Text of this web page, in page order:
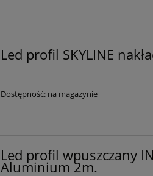
Led profil SKYLINE
Dostępność: na magazynie
Led profil wpuszczany
Aluminium 2m.